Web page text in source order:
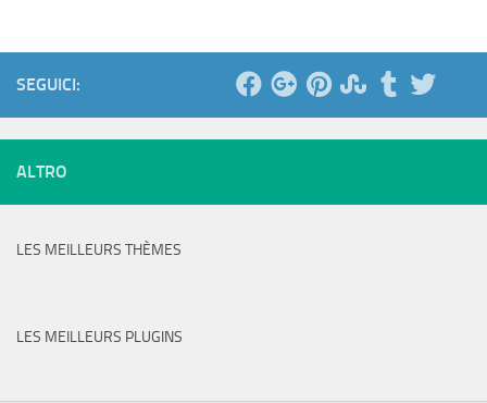
SEGUICI:
ALTRO
LES MEILLEURS THÈMES
LES MEILLEURS PLUGINS